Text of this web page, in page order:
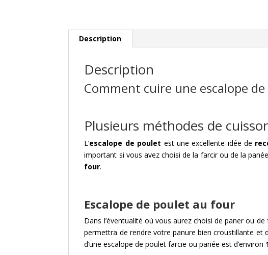
Description
Description
Comment cuire une escalope
Plusieurs méthodes de
L’escalope de poulet est une excellente idée de
important si vous avez choisi de la farcir ou de la
four.
Escalope de poulet au four
Dans l’éventualité où vous aurez choisi de paner ou
permettra de rendre votre panure bien croustillante et
d’une escalope de poulet farcie ou panée est d’environ